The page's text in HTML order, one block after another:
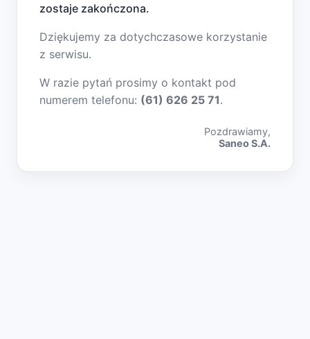
zostaje zakończona.
Dziękujemy za dotychczasowe korzystanie
z serwisu.
W razie pytań prosimy o kontakt pod
numerem telefonu: (61) 626 25 71.
Pozdrawiamy,
Saneo S.A.